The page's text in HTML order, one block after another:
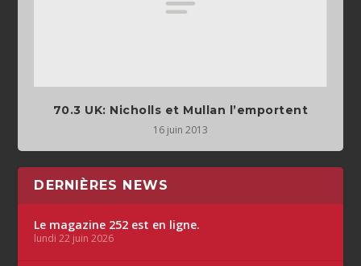
70.3 UK: Nicholls et Mullan l’emportent
16 juin 2013
DERNIÈRES NEWS
Le magazine 252 est en ligne.
lundi 22 juin 2026